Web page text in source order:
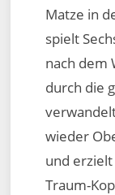
Matze in
spielt
nach dem
durch die
wieder
und
Traum-